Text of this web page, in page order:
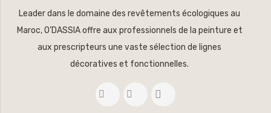
Leader dans le domaine des revêtements écologiques au
Maroc, O’DASSIA offre aux professionnels de la peinture et
aux prescripteurs une vaste sélection de lignes
décoratives et fonctionnelles.